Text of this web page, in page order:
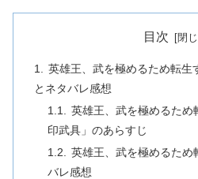
目次
英雄王、武を極めるため転生
とネタバレ感想
英雄王、武を極めるため
印武具」のあらすじ
英雄王、武を極めるため
バレ感想